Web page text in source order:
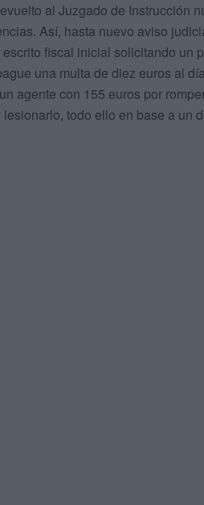
al Juzgado de Instrucción
Así, hasta nuevo aviso
fiscal inicial solicitando un
una multa de diez euros al
agente con 155 euros por
lesionarlo, todo ello en base a un